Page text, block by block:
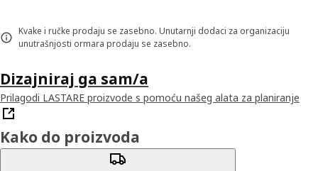
Kvake i ručke prodaju se zasebno. Unutarnji dodaci za organizaciju
unutrašnjosti ormara prodaju se zasebno.
Dizajniraj ga sam/a
Prilagodi LASTARE proizvode s pomoću našeg alata za planiranje
Kako do proizvoda